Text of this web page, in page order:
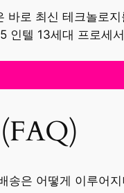
로 최신 테크놀로
인텔 13세대 프로세
송은 어떻게 이루어지